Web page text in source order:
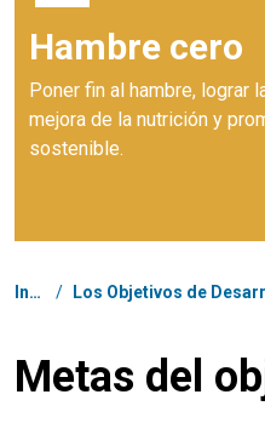
Hambre cero
Poner fin al hambre, lograr
mejora de la nutrición y
sostenible.
Coordenadas dentro de la
Inicio /
Metas del